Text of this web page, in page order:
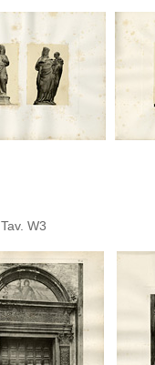
Tav. W3